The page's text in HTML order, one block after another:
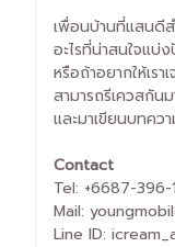
เพื่อนบ้านที่แสนดี
อะไรที่น่าสนใจแบ่
หรือถ้าอยากให้เรา
สามารถรีเควสกัน
และมาเขียนบทคว
Contact
Tel: +6687-396-
Mail:
Line ID: